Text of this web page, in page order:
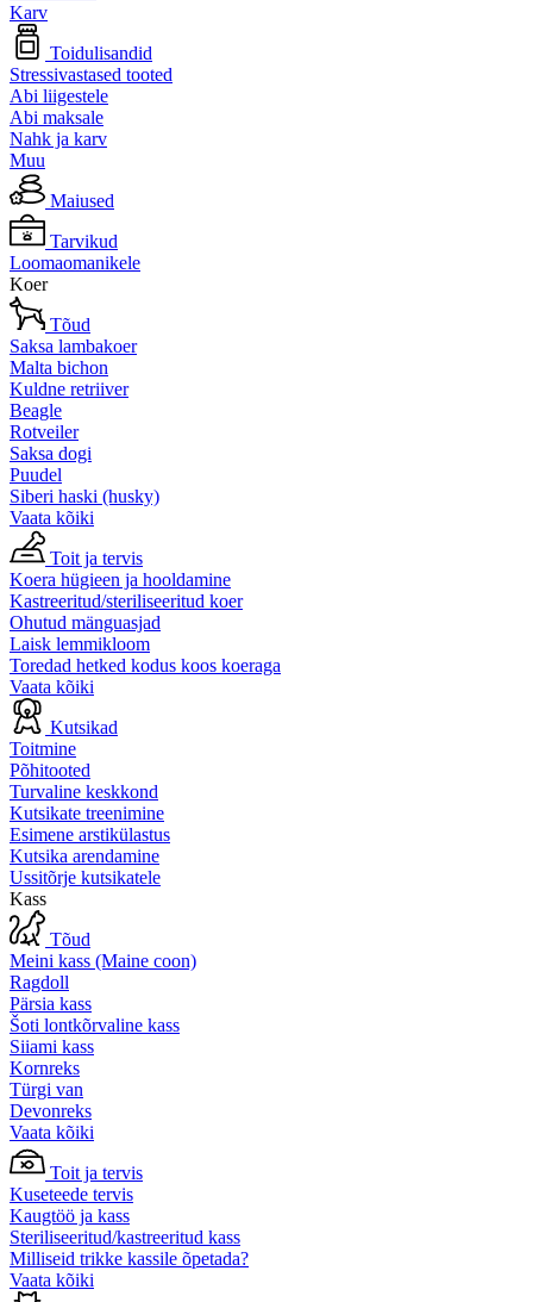
Karv
Toidulisandid
Stressivastased tooted
Abi liigestele
Abi maksale
Nahk ja karv
Muu
Maiused
Tarvikud
Loomaomanikele
Koer
Tõud
Saksa lambakoer
Malta bichon
Kuldne retriiver
Beagle
Rotveiler
Saksa dogi
Puudel
Siberi haski (husky)
Vaata kõiki
Toit ja tervis
Koera hügieen ja hooldamine
Kastreeritud/steriliseeritud koer
Ohutud mänguasjad
Laisk lemmikloom
Toredad hetked kodus koos koeraga
Vaata kõiki
Kutsikad
Toitmine
Põhitooted
Turvaline keskkond
Kutsikate treenimine
Esimene arstikülastus
Kutsika arendamine
Ussitõrje kutsikatele
Kass
Tõud
Meini kass (Maine coon)
Ragdoll
Pärsia kass
Šoti lontkõrvaline kass
Siiami kass
Kornreks
Türgi van
Devonreks
Vaata kõiki
Toit ja tervis
Kuseteede tervis
Kaugtöö ja kass
Steriliseeritud/kastreeritud kass
Milliseid trikke kassile õpetada?
Vaata kõiki